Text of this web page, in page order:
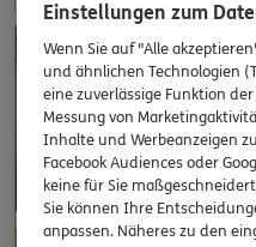
Einstellungen zum
Wenn Sie auf "Alle
und ähnlichen Technologien
eine zuverlässige Funktion
Messung von
Inhalte und Werbeanzeigen
Facebook Audiences oder
keine für Sie
Sie können Ihre
anpassen. Näheres zu den